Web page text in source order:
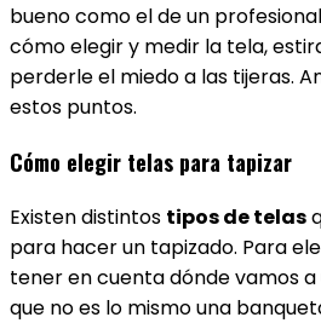
bueno como el de un
cómo elegir y medir la tela,
perderle el miedo a las tijeras.
estos puntos.
Cómo elegir telas para tapizar
Existen distintos tipos de telas
para hacer un tapizado. Para
tener en cuenta dónde vamos
que no es lo mismo una